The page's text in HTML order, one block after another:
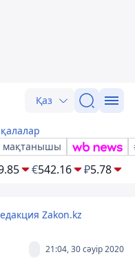
Қаз
мақтанышы
€542.16 ₽5.78
Zakon.kz
21:04, 30 сәуір 2020